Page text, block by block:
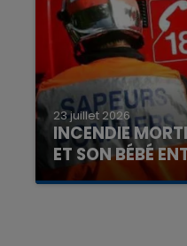
23 juillet 2026
INCENDIE
ET SON BÉBÉ
Un homme s'est